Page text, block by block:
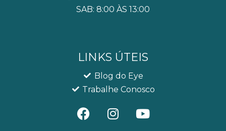
SAB: 8:00 ÀS 13:00
LINKS ÚTEIS
Blog do Eye
Trabalhe Conosco
F
a
I
n
Y
o